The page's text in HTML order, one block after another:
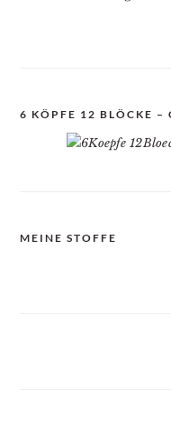
6 KÖPFE 12 BLÖCKE –
MEINE STOFFE